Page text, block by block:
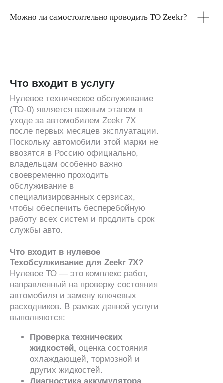
Можно ли самостоятельно проводить ТО Zeekr?
Что входит в услугу
Нулевое техническое обслуживание
(ТО-0) является важным этапом в
уходе за автомобилем Zeekr 7X
после первых месяцев эксплуатации.
Поскольку автомобили этой марки не
ввозятся в Россию официально,
владельцам особенно важно
своевременно проходить
обслуживание в
специализированных сервисах,
чтобы обеспечить бесперебойную
работу всех систем и продлить срок
службы авто.
Что входит в нулевое
Техобсулживание для Zeekr 7X?
Нулевое ТО — это комплекс работ,
направленный на проверку состояния
автомобиля и замену ключевых
расходников. В рамках данной услуги
выполняются:
Проверка технических
жидкостей, оценка состояния
охлаждающей, тормозной и
других жидкостей.
Диагностика аккумулятора,